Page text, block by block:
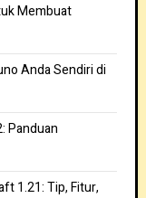
Membuat
Anda Sendiri di
Panduan
1.21: Tip, Fitur,